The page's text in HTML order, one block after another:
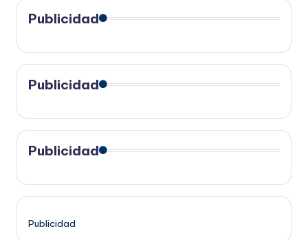
Publicidad
Publicidad
Publicidad
Publicidad